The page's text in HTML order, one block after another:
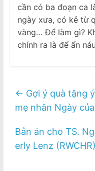
cần có ba đoạn ca
ngày xưa, có kẻ từ
vàng… Ðể làm gì?
chính ra là để ẩn
← Gợi ý quà tặng
mẹ nhân Ngày
Bản án cho TS.
erly Lenz